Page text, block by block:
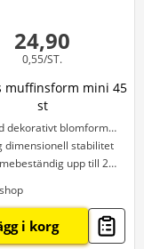
24,90
0,55/ST.
muffinsform mini 45
st
Med dekorativt blomformat
dimensionell stabilitet
Värmebeständig upp till 220 °C
i korg